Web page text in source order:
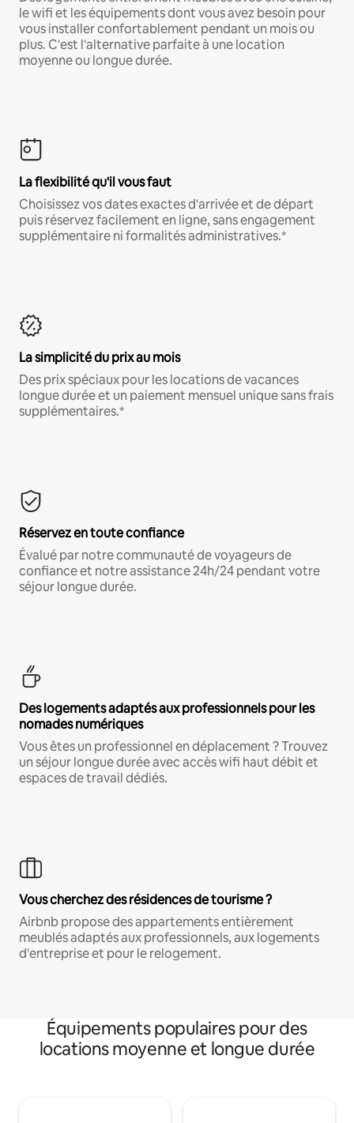
le wifi et les équipements dont vous avez besoin pour
vous installer confortablement pendant un mois ou
plus. C'est l'alternative parfaite à une location
moyenne ou longue durée.
La flexibilité qu'il vous faut
Choisissez vos dates exactes d'arrivée et de départ
puis réservez facilement en ligne, sans engagement
supplémentaire ni formalités administratives.*
La simplicité du prix au mois
Des prix spéciaux pour les locations de vacances
longue durée et un paiement mensuel unique sans frais
supplémentaires.*
Réservez en toute confiance
Évalué par notre communauté de voyageurs de
confiance et notre assistance 24h/24 pendant votre
séjour longue durée.
Des logements adaptés aux professionnels pour les
nomades numériques
Vous êtes un professionnel en déplacement ? Trouvez
un séjour longue durée avec accès wifi haut débit et
espaces de travail dédiés.
Vous cherchez des résidences de tourisme ?
Airbnb propose des appartements entièrement
meublés adaptés aux professionnels, aux logements
d'entreprise et pour le relogement.
Équipements populaires pour des
locations moyenne et longue durée